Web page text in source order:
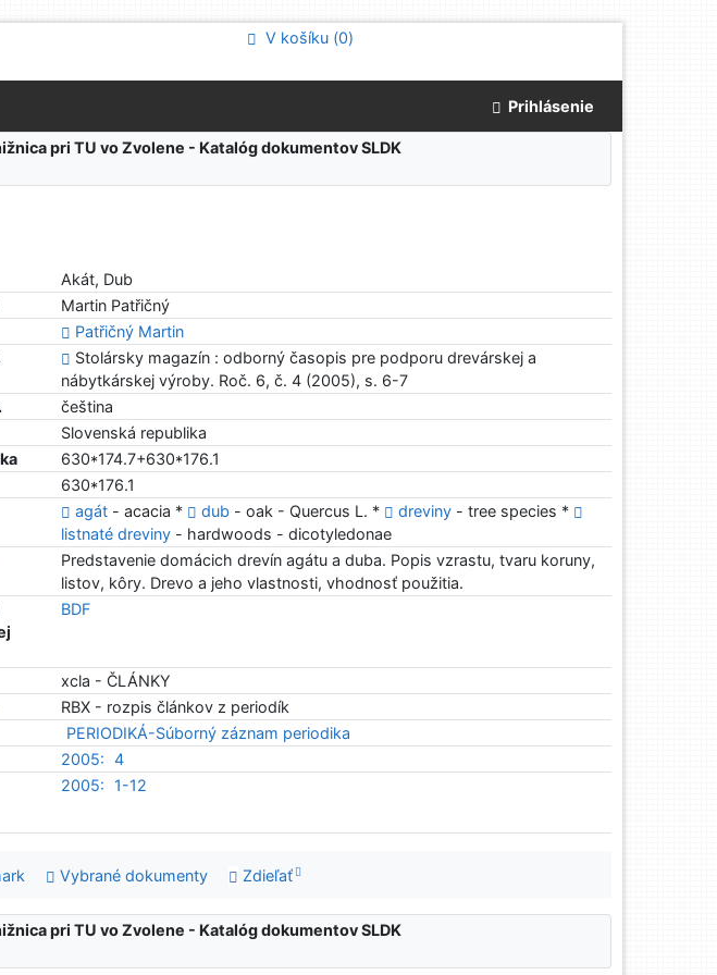
V košíku (0)
Prihlásenie
pri TU vo Zvolene - Katalóg dokumentov SLDK
Akát, Dub
Martin Patřičný
Patřičný Martin
Stolársky magazín : odborný časopis pre podporu drevárskej a
nábytkárskej výroby. Roč. 6, č. 4 (2005), s. 6-7
čeština
Slovenská republika
630*174.7+630*176.1
630*176.1
agát - acacia * dub - oak - Quercus L. * dreviny - tree species *
listnaté dreviny - hardwoods - dicotyledonae
Predstavenie domácich drevín agátu a duba. Popis vzrastu, tvaru koruny,
listov, kôry. Drevo a jeho vlastnosti, vhodnosť použitia.
BDF
xcla - ČLÁNKY
RBX - rozpis článkov z periodík
PERIODIKÁ-Súborný záznam periodika
2005:
4
2005: 1-12
Vybrané dokumenty Zdieľať
pri TU vo Zvolene - Katalóg dokumentov SLDK